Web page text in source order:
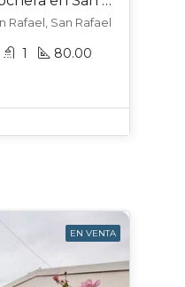
Rafael, San Rafael
1 80.00
EN VENTA